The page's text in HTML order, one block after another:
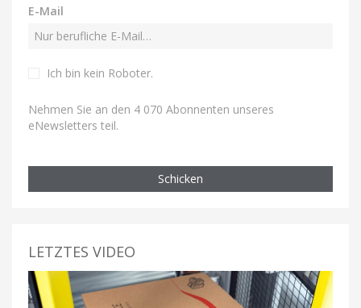
E-Mail
Ich bin kein Roboter.
Nehmen Sie an den 4 070 Abonnenten unseres
eNewsletters teil.
Schicken
LETZTES VIDEO